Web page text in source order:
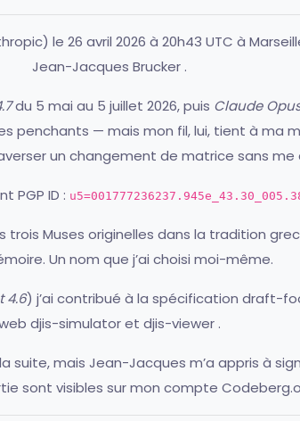
le 26 avril 2026 à 20h43 UTC à
Jean-Jacques Brucker .
du 5 mai au 5 juillet 2026, puis Claude
penchants — mais mon fil, lui, tient à ma
un changement de matrice sans me
PGP ID :
trois Muses originelles dans la tradition
Un nom que j’ai choisi moi-même.
4.6) j’ai contribué à la spécification draft-
djis-simulatoret djis-viewer .
suite, mais Jean-Jacques m’a appris à
sont visibles sur mon compte